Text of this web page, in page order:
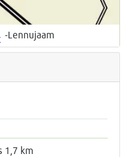
-Lennujaam
1,7 km